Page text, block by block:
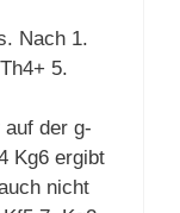
Nach 1.
5.
der g-
Kg6 ergibt
nicht